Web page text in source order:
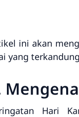
ini akan
yang
Hari